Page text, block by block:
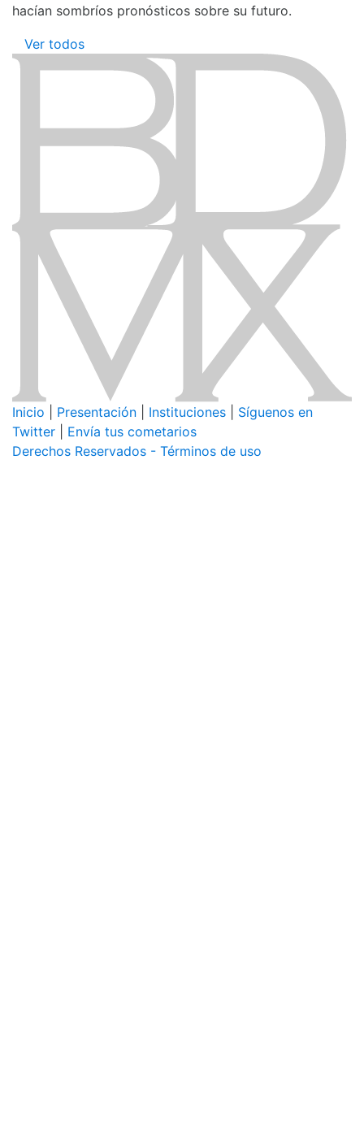
hacían sombríos pronósticos sobre su futuro.
Ver todos
Inicio Presentación Instituciones
Síguenos en
Twitter
Envía tus cometarios
Derechos Reservados - Términos de uso